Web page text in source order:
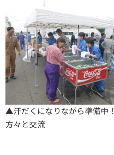
▲汗だくになりなが
方々と交流